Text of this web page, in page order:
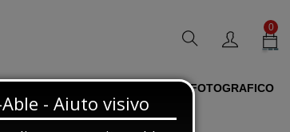
0
GUIDA ALLA SCELTA DELLO ZAINO FOTOGRAFICO